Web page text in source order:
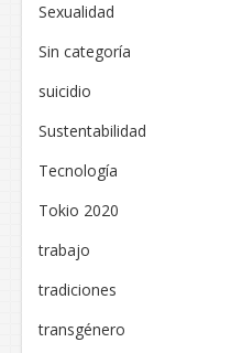
Sexualidad
Sin categoría
suicidio
Sustentabilidad
Tecnología
Tokio 2020
trabajo
tradiciones
transgénero